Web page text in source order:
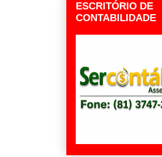
ESCRITÓRIO DE
CONTABILIDADE